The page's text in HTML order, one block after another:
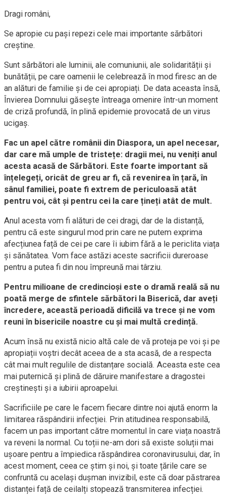
Dragi români,
Se apropie cu pași repezi cele mai importante sărbători
creștine.
Sunt sărbători ale luminii, ale comuniunii, ale solidarității și
bunătății, pe care oamenii le celebrează în mod firesc an de
an alături de familie și de cei apropiați. De data aceasta însă,
Învierea Domnului găsește întreaga omenire într-un moment
de criză profundă, în plină epidemie provocată de un virus
ucigaș.
Fac un apel către românii din Diaspora, un apel necesar,
dar care mă umple de tristețe: dragii mei, nu veniți anul
acesta acasă de Sărbători. Este foarte important să
înțelegeți, oricât de greu ar fi, că revenirea în țară, în
sânul familiei, poate fi extrem de periculoasă atât
pentru voi, cât și pentru cei la care țineți atât de mult.
Anul acesta vom fi alături de cei dragi, dar de la distanță,
pentru că este singurul mod prin care ne putem exprima
afecțiunea față de cei pe care îi iubim fără a le periclita viața
și sănătatea. Vom face astăzi aceste sacrificii dureroase
pentru a putea fi din nou împreună mai târziu.
Pentru milioane de credincioși este o dramă reală să nu
poată merge de sfintele sărbători la Biserică, dar aveți
încredere, această perioadă dificilă va trece și ne vom
reuni în bisericile noastre cu și mai multă credință.
Acum însă nu există nicio altă cale de vă proteja pe voi și pe
apropiații voștri decât aceea de a sta acasă, de a respecta
cât mai mult regulile de distanțare socială. Aceasta este cea
mai puternică și plină de dăruire manifestare a dragostei
creștinești și a iubirii aproapelui.
Sacrificiile pe care le facem fiecare dintre noi ajută enorm la
limitarea răspândirii infecției. Prin atitudinea responsabilă,
facem un pas important către momentul în care viața noastră
va reveni la normal. Cu toții ne-am dori să existe soluții mai
ușoare pentru a împiedica răspândirea coronavirusului, dar, în
acest moment, ceea ce știm și noi, și toate țările care se
confruntă cu același dușman invizibil, este că doar păstrarea
distanței față de ceilalți stopează transmiterea infecției.